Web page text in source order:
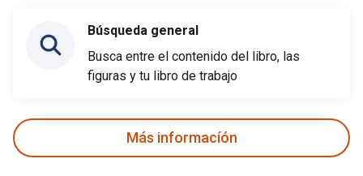
Búsqueda general
Busca entre el contenido del libro, las
figuras y tu libro de trabajo
Más informacíón